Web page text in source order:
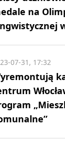
na
07-31, 17:32